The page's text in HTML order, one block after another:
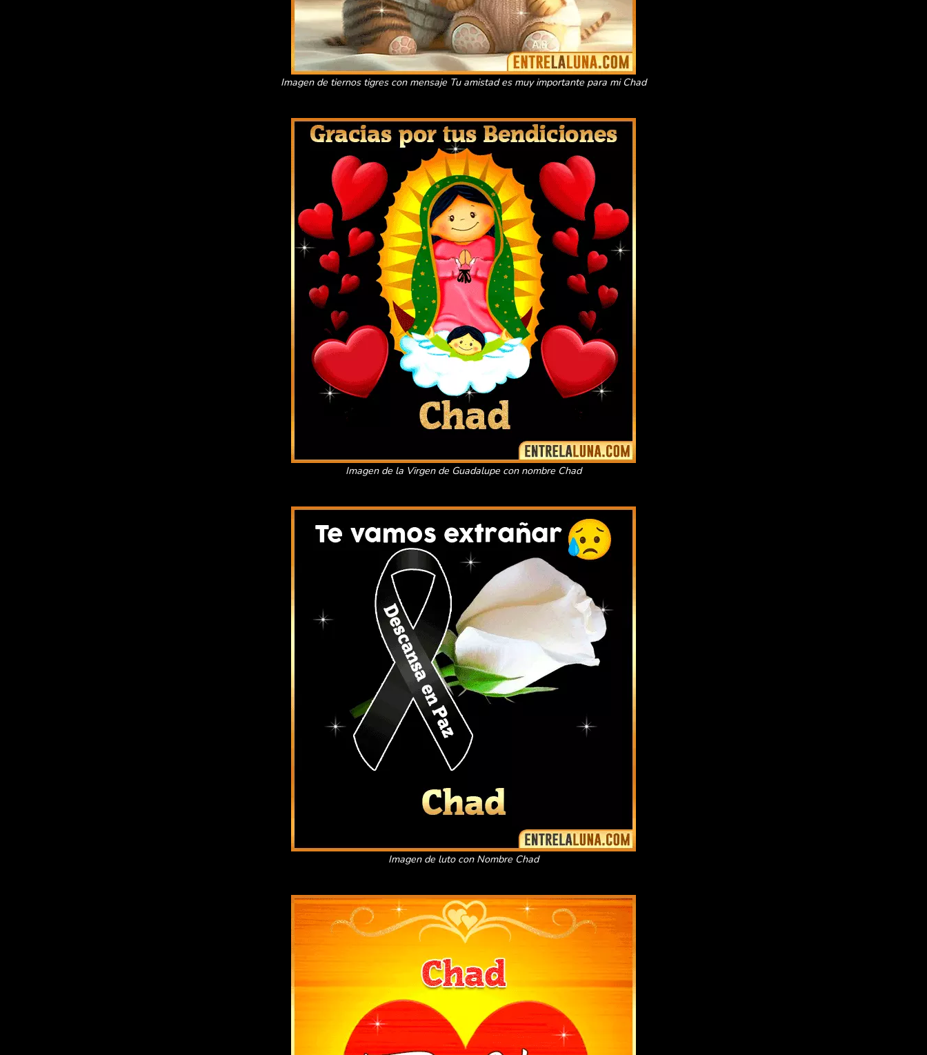
Imagen de tiernos tigres con mensaje Tu amistad es muy importante para mi Chad
Imagen de la Virgen de Guadalupe con nombre Chad
Imagen de luto con Nombre Chad